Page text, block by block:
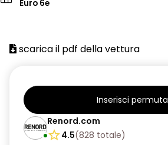
Euro 6e
scarica il pdf della vettura
Inserisci permuta
Renord.com
4.5(828 totale)